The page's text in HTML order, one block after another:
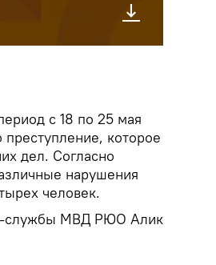
с 18 по 25 мая
которое
дел. Согласно
нарушения
человек.
службы МВД РЮО Алик